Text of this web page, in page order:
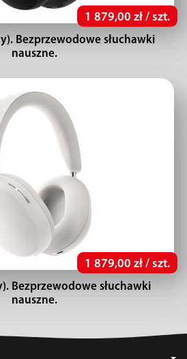
1 879,00 zł / szt.
Bezprzewodowe słuchawki
nauszne.
1 879,00 zł / szt.
Bezprzewodowe słuchawki
nauszne.